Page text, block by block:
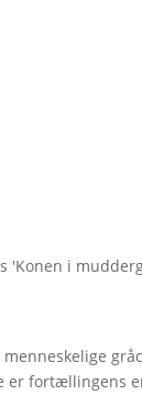
'Konen i
er fortællingens